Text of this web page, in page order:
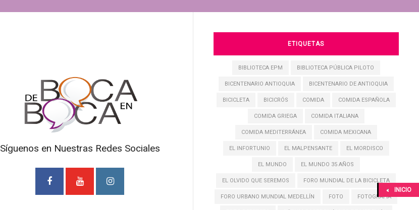
Síguenos en Nuestras Redes Sociales
ETIQUETAS
BIBLIOTECA EPM BIBLIOTECA PÚBLICA PILOTO
BICENTENARIO ANTIOQUIA BICENTENARIO DE ANTIOQUIA
BICICLETA BICICRÓS COMIDA COMIDA ESPAÑOLA
COMIDA GRIEGA COMIDA ITALIANA
COMIDA MEDITERRÁNEA COMIDA MEXICANA
EL INFORTUNIO EL MALPENSANTE EL MORDISCO
EL MUNDO EL MUNDO 35 AÑOS
EL OLVIDO QUE SEREMOS FORO MUNDIAL DE LA BICICLETA
FORO URBANO MUNDIAL MEDELLÍN FOTO FOTOGRAFÍA
INICIO